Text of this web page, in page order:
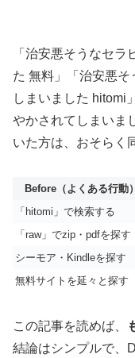
「治安悪そうなセ
た 無料」「治安悪
しまいました hitomi
やかされてしまいま
いた方は、おそらく
Before（よくある行動）
「hitomi」で検索する
「raw」でzip・pdfを探す
シーモア・Kindleを探す
無料サイトを延々と探す
この記事を読めば、
結論はシンプルで、